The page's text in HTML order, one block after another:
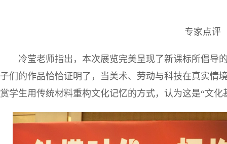
专家点评
冷莹老师指出，本次展览完美呈现了新课标所倡导
子们的作品恰恰证明了，当美术、劳动与科技在真实情
赏学生用传统材料重构文化记忆的方式，认为这是“文化